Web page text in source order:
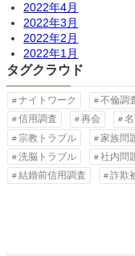
2022年4月
2022年3月
2022年2月
2022年1月
タグクラウド
ナイトワーク 不倫調
信用調査
再会
宗教トラブル
家族問
洗脳トラブル
社内問
結婚前信用調査
詐欺